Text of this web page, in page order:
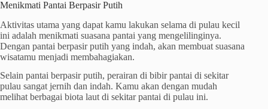
Menikmati Pantai Berpasir Putih
Aktivitas utama yang dapat kamu lakukan selama di pulau kecil
ini adalah menikmati suasana pantai yang mengelilinginya.
Dengan pantai berpasir putih yang indah, akan membuat suasana
wisatamu menjadi membahagiakan.
Selain pantai berpasir putih, perairan di bibir pantai di sekitar
pulau sangat jernih dan indah. Kamu akan dengan mudah
melihat berbagai biota laut di sekitar pantai di pulau ini.